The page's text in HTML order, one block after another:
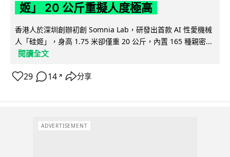
姬」 20 公斤重擬人度極高
香港人於深圳創辦初創 Somnia Lab，研發出首款 AI 性愛機械
人「硅姬」，身高 1.75 米卻僅重 20 公斤，內置 165 種親密...
閱讀全文
29 14 ↗ 分享
ADVERTISEMENT